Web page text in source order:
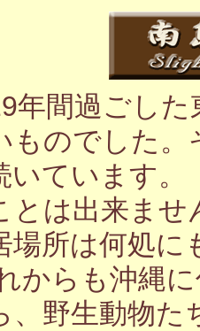
年間過ごし
ものでした
いています
とは出来ま
場所は何処
からも沖縄
、野生動物